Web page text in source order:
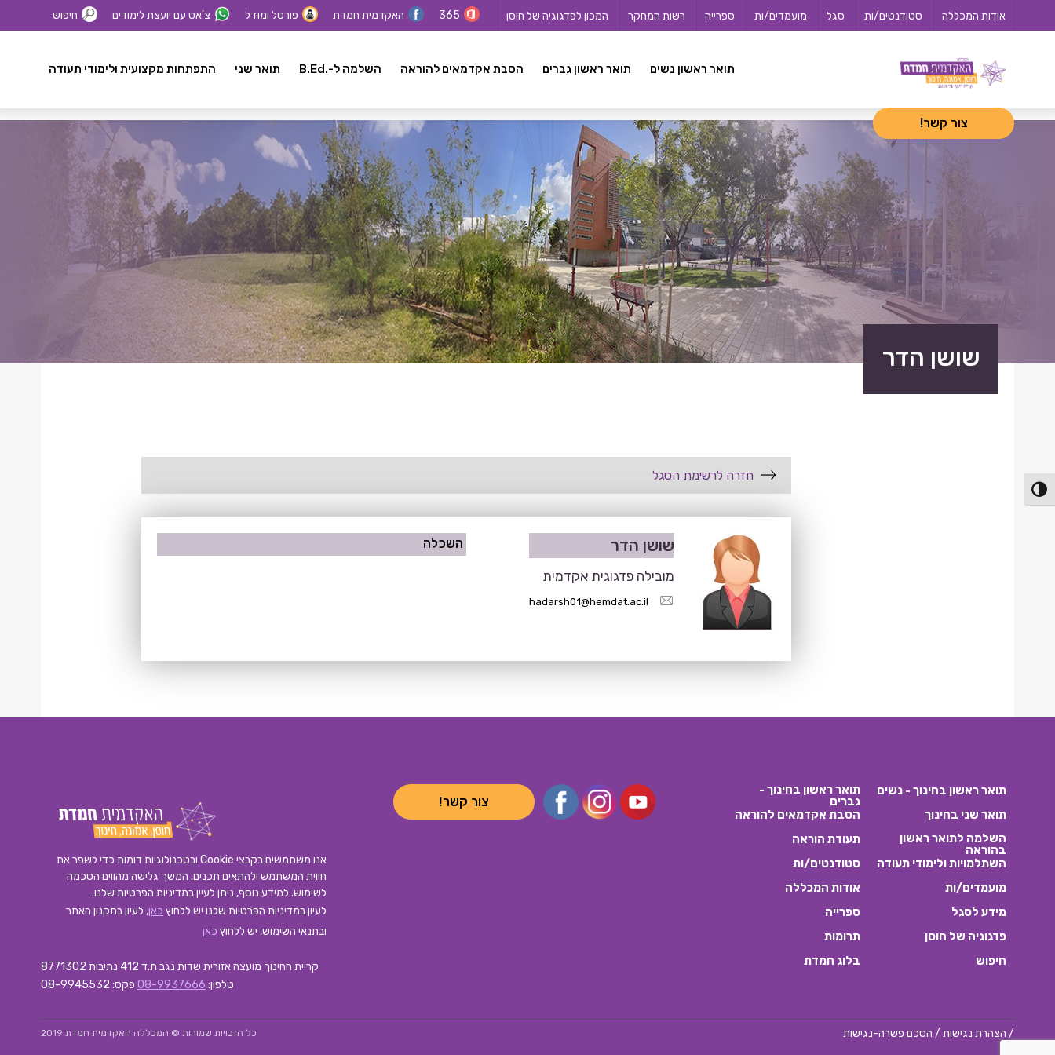
הפעל/כבה ניגודיות גבוהה
אודות המכללה סטודנטים/ות סגל מועמדים/ות ספרייה רשות המחקר המכון לפדגוגיה של חוסן 365 האקדמית חמדת פורטל ומוּדל צ'אט עם יועצת לימודים חיפוש
תואר ראשון נשים תואר ראשון גברים הסבת אקדמאים להוראה השלמה ל-.B.Ed תואר שני התפתחות מקצועית ולימודי תעודה
צור קשר!
שושן הדר
חזרה לרשימת הסגל
שושן הדר
מובילה פדגוגית אקדמית
hadarsh01@hemdat.ac.il
השכלה
תואר ראשון בחינוך - נשים
תואר ראשון בחינוך -
גברים
תואר שני בחינוך
הסבת אקדמאים להוראה
השלמה לתואר ראשון
בהוראה
תעודת הוראה
השתלמויות ולימודי תעודה
סטודנטים/ות
מועמדים/ות
אודות המכללה
מידע לסגל
ספרייה
פדגוגיה של חוסן
תרומות
חיפוש
בלוג חמדת
צור קשר!
אנו משתמשים בקבצי Cookie ובטכנולוגיות דומות כדי לשפר את
חווית המשתמש ולהתאים תכנים. המשך גלישה מהווים הסכמה
לשימוש. למידע נוסף, ניתן לעיין במדיניות הפרטיות שלנו.
לעיון במדיניות הפרטיות שלנו יש ללחוץ כאן, לעיון בתקנון האתר
ובתנאי השימוש, יש ללחוץ כאן
קריית החינוך מועצה אזורית שדות נגב ת.ד 412 נתיבות 8771302
טלפון: 08-9937666 פקס: 08-9945532
/ הצהרת נגישות / הסכם פשרה-נגישות כל הזכויות שמורות © המכללה האקדמית חמדת 2019